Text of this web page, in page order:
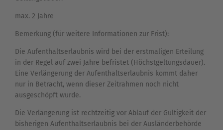
max. 2 Jahre
Bemerkung (für weitere Informationen zur Frist):
Die Aufenthaltserlaubnis wird bei der erstmaligen Erteilung
in der Regel auf zwei Jahre befristet (Höchstgeltungsdauer).
Eine Verlängerung der Aufenthaltserlaubnis kommt daher
nur in Betracht, wenn dieser Zeitrahmen noch nicht
ausgeschöpft wurde.
Die Verlängerung ist rechtzeitig vor Ablauf der Gültigkeit der
bisherigen Aufenthaltserlaubnis bei der Ausländerbehörde